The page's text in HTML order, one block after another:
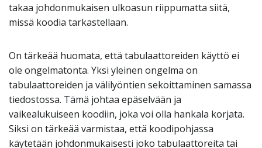
takaa johdonmukaisen ulkoasun riippumatta siitä,
missä koodia tarkastellaan.
On tärkeää huomata, että tabulaattoreiden käyttö ei
ole ongelmatonta. Yksi yleinen ongelma on
tabulaattoreiden ja välilyöntien sekoittaminen samassa
tiedostossa. Tämä johtaa epäselvään ja
vaikealukuiseen koodiin, joka voi olla hankala korjata.
Siksi on tärkeää varmistaa, että koodipohjassa
käytetään johdonmukaisesti joko tabulaattoreita tai